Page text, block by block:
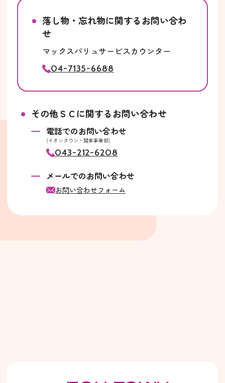
落し物・忘れ物に関するお問い合わ
せ
マックスバリュサービスカウンター
04-7135-6688
その他ＳＣに関するお問い合わせ
電話でのお問い合わせ
(イオンタウン・関東事業部)
043-212-6208
メールでのお問い合わせ
お問い合わせフォーム